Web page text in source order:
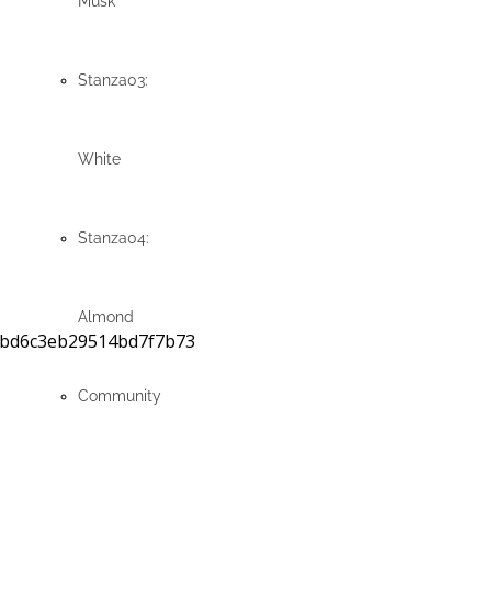
Stanza03:
White
Stanza04:
Almond
Community